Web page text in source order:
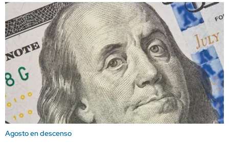
Agosto en descenso